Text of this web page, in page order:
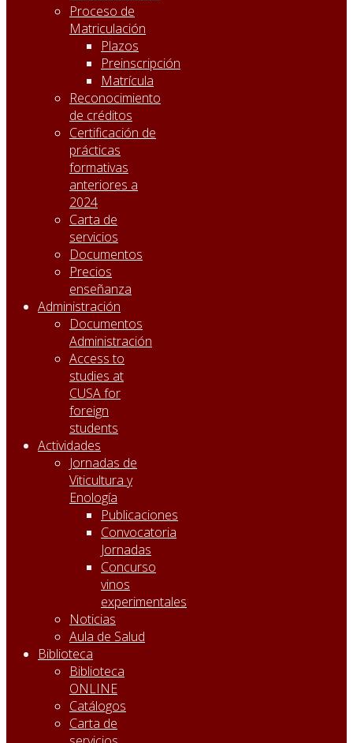
Proceso de
Matriculación
Plazos
Preinscripción
Matrícula
Reconocimiento
de créditos
Certificación de
prácticas
formativas
anteriores a
2024
Carta de
servicios
Documentos
Precios
enseñanza
Administración
Documentos
Administración
Access to
studies at
CUSA for
foreign
students
Actividades
Jornadas de
Viticultura y
Enología
Publicaciones
Convocatoria
Jornadas
Concurso
vinos
experimentales
Noticias
Aula de Salud
Biblioteca
Biblioteca
ONLINE
Catálogos
Carta de